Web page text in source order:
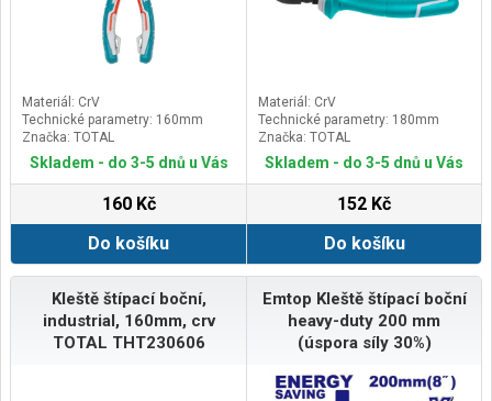
Materiál: CrV
Technické parametry: 160mm
Značka: TOTAL
Skladem - do 3-5 dnů u Vás
160 Kč
Do košíku
Materiál: CrV
Technické parametry: 180mm
Značka: TOTAL
Skladem - do 3-5 dnů u Vás
152 Kč
Do košíku
Kleště štípací boční,
industrial, 160mm, crv
TOTAL THT230606
Emtop Kleště štípací boční
heavy-duty 200 mm
(úspora síly 30%)